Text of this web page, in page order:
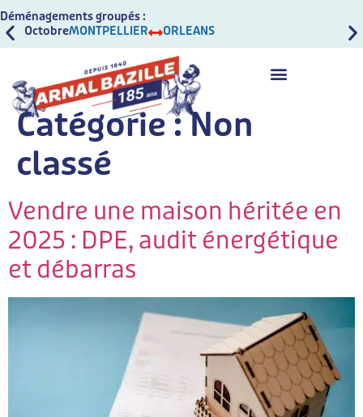
Déménagements groupés :
OctobreMONTPELLIER ORLEANS
Catégorie :Non
classé
Vendre une maison héritée en
2025 : DPE, audit énergétique
et débarras